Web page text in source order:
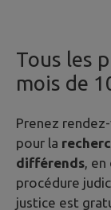
Tous les
mois de
Prenez
pour la
différends ,
procédure
justice est